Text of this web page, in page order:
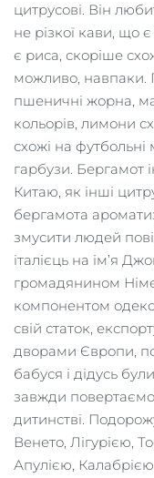
цитрусові. Він
не різкої кави, що
є риса, скоріше
можливо, навпаки.
пшеничні жорна,
кольорів, лимони
схожі на футбольні
гарбузи. Бергамот
Китаю, як інші
бергамота
змусити людей
італієць на ім’я
громадянином
компонентом
свій статок,
дворами Європи,
бабуся і дідусь
завжди
дитинстві.
Венето, Лігурією,
Апулією,